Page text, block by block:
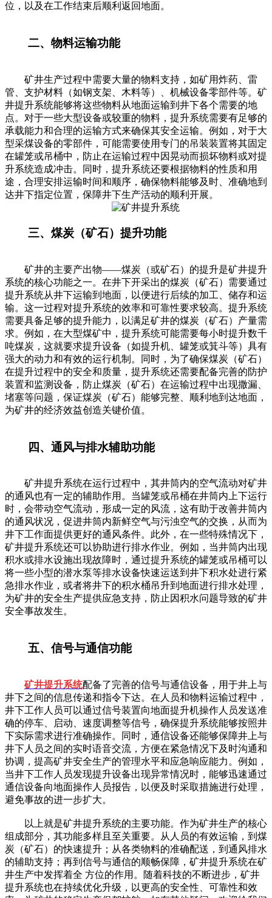
位，以及在工作结束后顺利返回地面。
二、物料运输功能
矿井生产过程中需要大量的物料支持，如矿用炸药、雷
管、支护材料（如钢支架、木料等）、机械设备零部件等。矿
井提升系统能够将这些物料从地面运输到井下各个需要的地
点。对于一些大型设备或较重的物料，提升系统需要有足够的
承载能力和合理的运输方式来确保其安全运输。例如，对于大
型采煤设备的零部件，可能需要使用专门的吊装装置将其固定
在罐笼或吊桶中，防止在运输过程中因晃动而损坏物料或对提
升系统造成冲击。同时，提升系统还要根据物料的性质和用
途，合理安排运输时间和顺序，确保物料能够及时、准确地到
达井下指定位置，保障井下生产活动的顺利开展。
三、煤炭（矿石）提升功能
矿井的主要产出物——煤炭（或矿石）的提升是矿井提升
系统的核心功能之一。在井下开采出的煤炭（矿石）需要通过
提升系统从井下运输到地面，以便进行后续的加工、储存和运
输。这一过程对提升系统的效率和可靠性要求较高。提升系统
需要具备足够的提升能力，以满足矿井的煤炭（矿石）产量需
求。例如，在大型煤矿中，提升系统可能需要每小时提升数千
吨煤炭，这就要求提升设备（如提升机、罐笼或箕斗等）具有
强大的动力和有效的运行机制。同时，为了确保煤炭（矿石）
在提升过程中的安全和质量，提升系统还需要配备完善的防护
装置和监测设备，防止煤炭（矿石）在运输过程中出现撒漏、
堵塞等问题，保证煤炭（矿石）能够完整、顺利地到达地面，
为矿井的经济效益创造关键价值。
四、通风与排水辅助功能
矿井提升系统在运行过程中，其井筒内的空气流动对矿井
的通风也有一定的辅助作用。当罐笼或吊桶在井筒内上下运行
时，会带动空气流动，形成一定的风流，这有助于改善井筒内
的通风状况，促进井筒内新鲜空气与污浊空气的交换，从而为
井下工作面提供更好的通风条件。此外，在一些特殊情况下，
矿井提升系统还可以协助进行排水作业。例如，当井筒内出现
积水或排水设施出现故障时，通过提升系统的罐笼或吊桶可以
将一些小型的潜水泵等排水设备快速运送到井下积水处进行紧
急排水作业，或者将井下的积水桶吊升到地面进行排水处理，
为矿井的安全生产提供应急支持，防止因积水问题导致的矿井
安全事故发生。
五、信号与通信功能
矿井提升系统配备了完善的信号与通信设备，用于井上与
井下之间的信息传递和指令下达。在人员和物料运输过程中，
井下工作人员可以通过信号装置向地面提升机操作人员发送准
确的停车、启动、速度调整等信号，确保提升系统能够按照井
下实际需求进行准确操作。同时，通信设备还能够保障井上与
井下人员之间的实时语音交流，方便在紧急情况下及时沟通和
协调，提高矿井安全生产的管理水平和应急响应能力。例如，
当井下工作人员发现提升设备出现异常情况时，能够迅速通过
通信设备向地面操作人员报告，以便及时采取措施进行处理，
避免事故的进一步扩大。
以上就是矿井提升系统的主要功能。作为矿井生产的核心
组成部分，其功能多样且至关重要。从人员的有效运输，到煤
炭（矿石）的快速提升；从各类物料的准确配送，到通风排水
的辅助支持；再到信号与通信的顺畅保障，矿井提升系统在矿
井生产中发挥着全 方位的作用。随着科技的不断进步，矿井
提升系统也在持续优化升级，以更高的安全性、可靠性和效